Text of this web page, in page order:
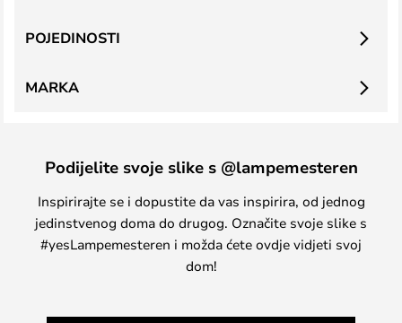
POJEDINOSTI
MARKA
Podijelite svoje slike s @lampemesteren
Inspirirajte se i dopustite da vas inspirira, od jednog
jedinstvenog doma do drugog. Označite svoje slike s
#yesLampemesteren i možda ćete ovdje vidjeti svoj
dom!